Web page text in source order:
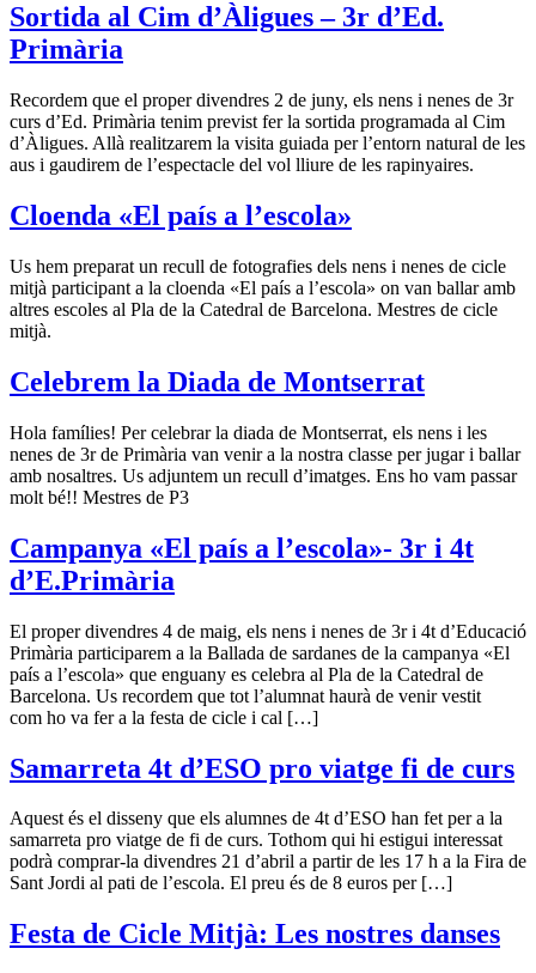
Sortida al Cim d’Àligues – 3r d’Ed.
Primària
Recordem que el proper divendres 2 de juny, els nens i nenes de 3r
curs d’Ed. Primària tenim previst fer la sortida programada al Cim
d’Àligues. Allà realitzarem la visita guiada per l’entorn natural de les
aus i gaudirem de l’espectacle del vol lliure de les rapinyaires.
Cloenda «El país a l’escola»
Us hem preparat un recull de fotografies dels nens i nenes de cicle
mitjà participant a la cloenda «El país a l’escola» on van ballar amb
altres escoles al Pla de la Catedral de Barcelona. Mestres de cicle
mitjà.
Celebrem la Diada de Montserrat
Hola famílies! Per celebrar la diada de Montserrat, els nens i les
nenes de 3r de Primària van venir a la nostra classe per jugar i ballar
amb nosaltres. Us adjuntem un recull d’imatges. Ens ho vam passar
molt bé!! Mestres de P3
Campanya «El país a l’escola»- 3r i 4t
d’E.Primària
El proper divendres 4 de maig, els nens i nenes de 3r i 4t d’Educació
Primària participarem a la Ballada de sardanes de la campanya «El
país a l’escola» que enguany es celebra al Pla de la Catedral de
Barcelona. Us recordem que tot l’alumnat haurà de venir vestit
com ho va fer a la festa de cicle i cal […]
Samarreta 4t d’ESO pro viatge fi de curs
Aquest és el disseny que els alumnes de 4t d’ESO han fet per a la
samarreta pro viatge de fi de curs. Tothom qui hi estigui interessat
podrà comprar-la divendres 21 d’abril a partir de les 17 h a la Fira de
Sant Jordi al pati de l’escola. El preu és de 8 euros per […]
Festa de Cicle Mitjà: Les nostres danses